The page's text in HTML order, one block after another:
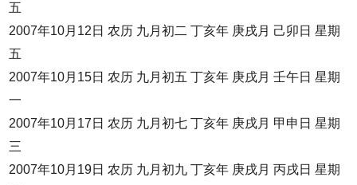
五
2007年10月12日 农历 九月初二 丁亥年 庚戌月 己卯日 星期
五
2007年10月15日 农历 九月初五 丁亥年 庚戌月 壬午日 星期
一
2007年10月17日 农历 九月初七 丁亥年 庚戌月 甲申日 星期
三
2007年10月19日 农历 九月初九 丁亥年 庚戌月 丙戌日 星期